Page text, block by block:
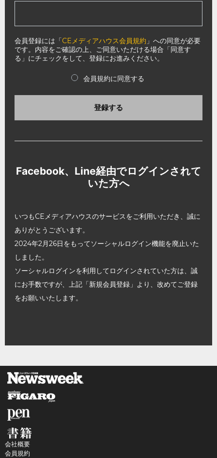
会員登録には「CEメディアハウス会員規約 」への同意が必要
です。内容をご確認の上、ご同意いただける場合「同意す
る」にチェックをして、登録にお進みください。
会員規約に同意する
登録する
Facebook、Line経由でログインされて
いた方へ
いつもCEメディアハウスのサービスをご利用いただき、誠に
ありがとうございます。
2024年2月26日をもってソーシャルログイン機能を廃止いた
しました。
ソーシャルログインを利用してログインされていた方は、誠
にお手数ですが、上記「新規会員登録」より、改めてご登録
をお願いいたします。
会社概要
会員規約